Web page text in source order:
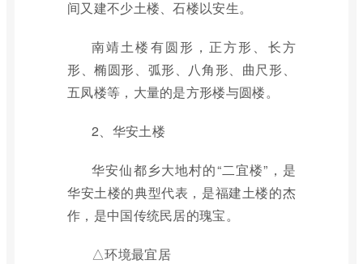
间又建不少土楼、石楼以安生。
南靖土楼有圆形，正方形、长方
形、椭圆形、弧形、八角形、曲尺形、
五凤楼等，大量的是方形楼与圆楼。
2、华安土楼
华安仙都乡大地村的“二宜楼”，是
华安土楼的典型代表，是福建土楼的杰
作，是中国传统民居的瑰宝。
△环境最宜居